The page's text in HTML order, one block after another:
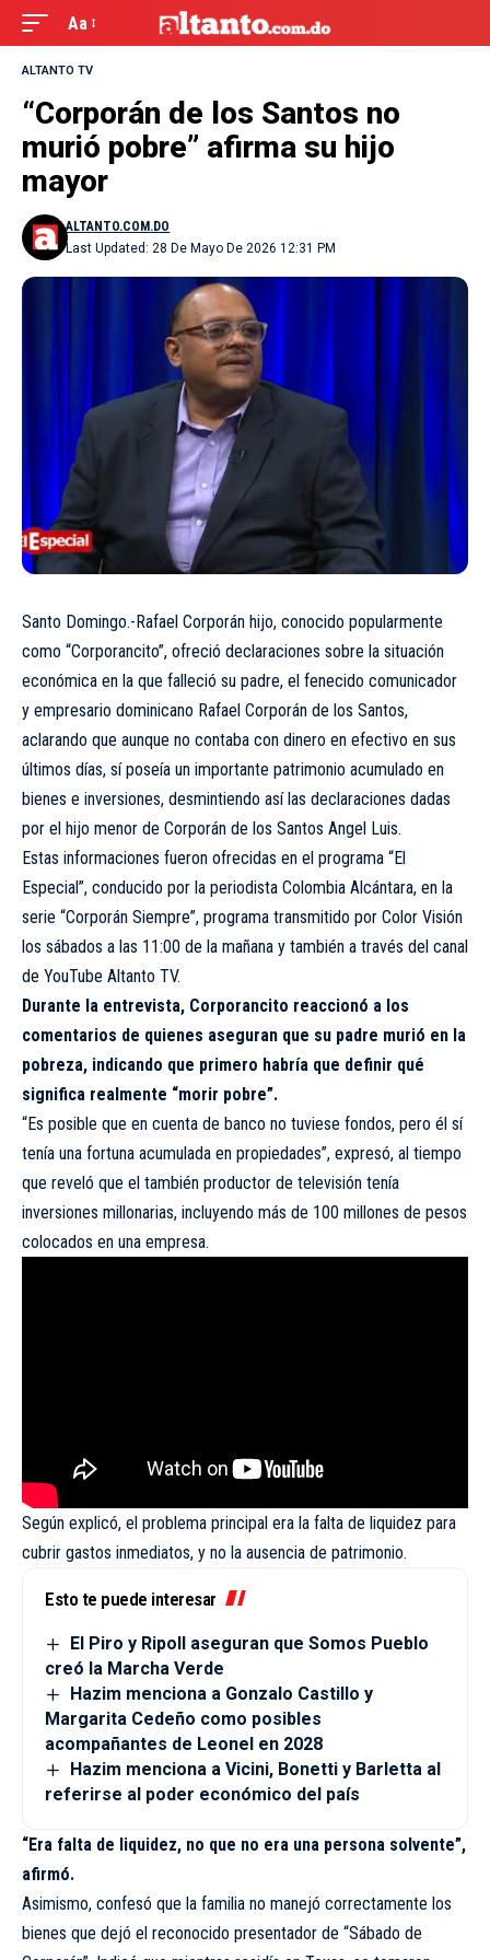
Aa
ALTANTO TV
“Corporán de los Santos no
murió pobre” afirma su hijo
mayor
Last Updated: 28 De Mayo De 2026 12:31 PM
ALTANTO.COM.DO
Santo Domingo.-Rafael Corporán hijo, conocido popularmente
como “Corporancito”, ofreció declaraciones sobre la situación
económica en la que falleció su padre, el fenecido comunicador
y empresario dominicano Rafael Corporán de los Santos,
aclarando que aunque no contaba con dinero en efectivo en sus
últimos días, sí poseía un importante patrimonio acumulado en
bienes e inversiones, desmintiendo así las declaraciones dadas
por el hijo menor de Corporán de los Santos Angel Luis.
Estas informaciones fueron ofrecidas en el programa “El
Especial”, conducido por la periodista Colombia Alcántara, en la
serie “Corporán Siempre”, programa transmitido por Color Visión
los sábados a las 11:00 de la mañana y también a través del canal
de YouTube Altanto TV.
Durante la entrevista, Corporancito reaccionó a los
comentarios de quienes aseguran que su padre murió en la
pobreza, indicando que primero habría que definir qué
significa realmente “morir pobre”.
“Es posible que en cuenta de banco no tuviese fondos, pero él sí
tenía una fortuna acumulada en propiedades”, expresó, al tiempo
que reveló que el también productor de televisión tenía
inversiones millonarias, incluyendo más de 100 millones de pesos
colocados en una empresa.
Según explicó, el problema principal era la falta de liquidez para
cubrir gastos inmediatos, y no la ausencia de patrimonio.
Esto te puede interesar
El Piro y Ripoll aseguran que Somos Pueblo
creó la Marcha Verde
Hazim menciona a Gonzalo Castillo y
Margarita Cedeño como posibles
acompañantes de Leonel en 2028
Hazim menciona a Vicini, Bonetti y Barletta al
referirse al poder económico del país
“Era falta de liquidez, no que no era una persona solvente”,
afirmó.
Asimismo, confesó que la familia no manejó correctamente los
bienes que dejó el reconocido presentador de “Sábado de